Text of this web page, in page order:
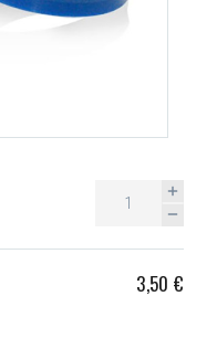
3,50 €